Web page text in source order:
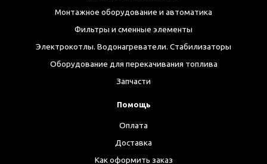
Монтажное оборудование и автоматика
Фильтры и сменные элементы
Электрокотлы. Водонагреватели. Стабилизаторы
Оборудование для перекачивания топлива
Запчасти
Помощь
Оплата
Доставка
Как оформить заказ